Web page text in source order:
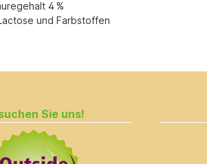
4 %
und Farbstoffen
Sie uns!